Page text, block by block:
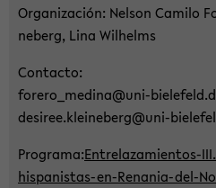
Or­ga­ni­za­ción: Nel­son Ca­mi­lo
ne­berg, Lina Wil­helms
Con­tac­to:
fo­re­ro_­me­di­na@uni-​
de­si­ree.klei­ne­berg@uni-​
Pro­gra­ma:Entrelazamientos-​
hispanistas-en-Renania-del-